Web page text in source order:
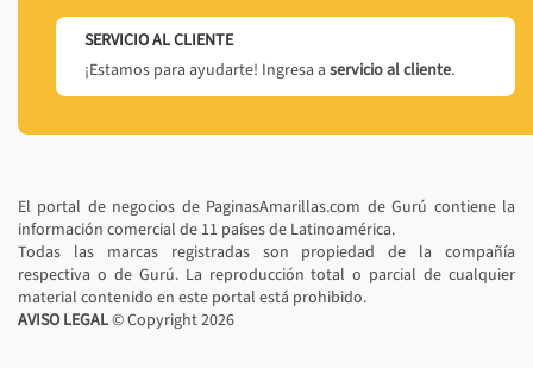
SERVICIO AL CLIENTE
¡Estamos para ayudarte! Ingresa a servicio al cliente.
El portal de negocios de PaginasAmarillas.com de Gurú contiene la
información comercial de 11 países de Latinoamérica.
Todas las marcas registradas son propiedad de la compañía
respectiva o de Gurú. La reproducción total o parcial de cualquier
material contenido en este portal está prohibido.
AVISO LEGAL© Copyright2026